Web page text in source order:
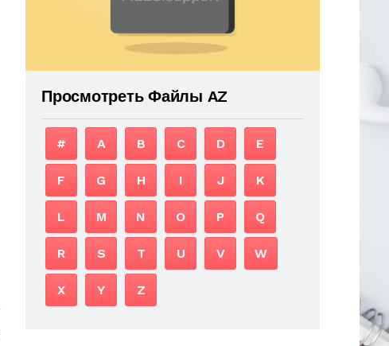
Просмотреть Файлы AZ
# A B C D E
F G H I J K
L M N O P Q
R S T U V W
X Y Z